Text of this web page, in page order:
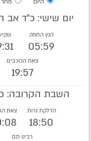
יום שישי: כ"ד אב
הנץ החמה
05:59
צאת הכוכבים
19:57
השבת הקרובה:
הדלקת נרות
18:50
צאת
רבינו תם